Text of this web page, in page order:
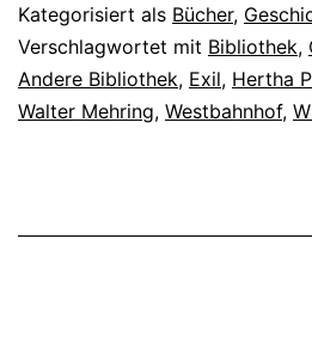
Kategorisiert als Bücher,
Verschlagwortet mit Bibliothek,
Andere Bibliothek, Exil, Hertha
Walter Mehring, Westbahnhof,